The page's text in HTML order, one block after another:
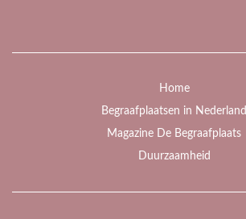
Home
Begraafplaatsen in Nederland
Magazine De Begraafplaats
Duurzaamheid